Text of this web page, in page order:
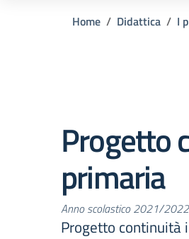
Home Didattica I
Progetto
primaria
Anno scolastico 2021/2022
Progetto continuità